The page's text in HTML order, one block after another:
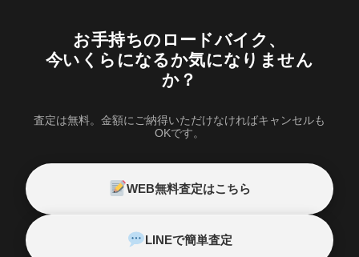
お手持ちのロードバイク、
今いくらになるか気になりません
か？
査定は無料。金額にご納得いただけなければキャンセルも
OKです。
WEB無料査定はこちら
LINEで簡単査定